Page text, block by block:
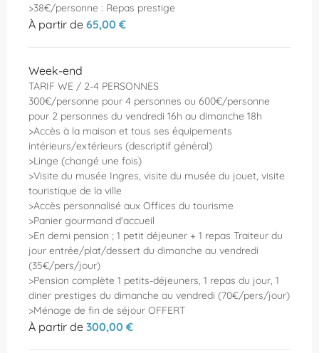
>38€/personne : Repas prestige
À partir de 65,00 €
Week-end
TARIF WE / 2-4 PERSONNES
300€/personne pour 4 personnes ou 600€/personne
pour 2 personnes du vendredi 16h au dimanche 18h
>Accès à la maison et tous ses équipements
intérieurs/extérieurs (descriptif général)
>Linge (changé une fois)
>Visite du musée Ingres, visite du musée du jouet, visite
touristique de la ville
>Accès personnalisé aux Offices du tourisme
>Panier gourmand d'accueil
>En demi pension ; 1 petit déjeuner + 1 repas Traiteur du
jour entrée/plat/dessert du dimanche au vendredi
(35€/pers/jour)
>Pension complète 1 petits-déjeuners, 1 repas du jour, 1
diner prestiges du dimanche au vendredi (70€/pers/jour)
>Ménage de fin de séjour OFFERT
À partir de 300,00 €